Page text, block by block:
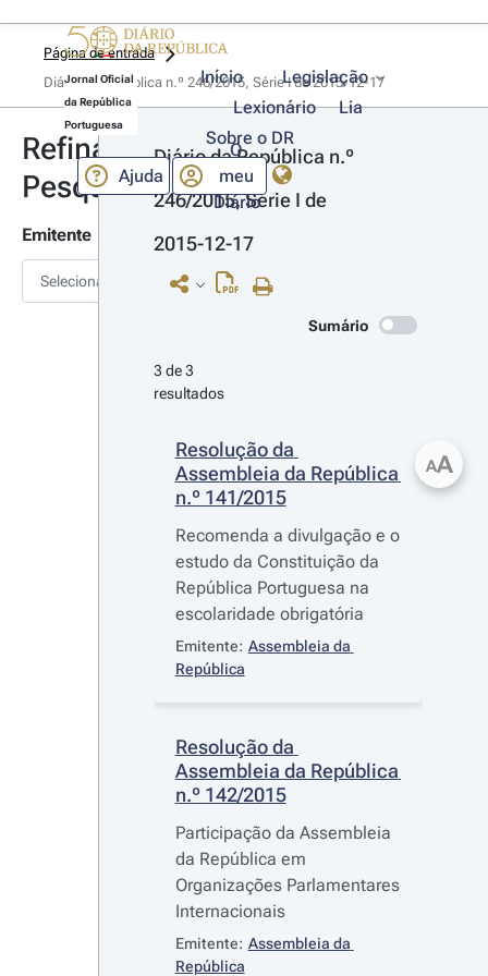
Jornal Oficial
da República
Portuguesa
Início
Legislação
Lexionário
Lia
Sobre o DR
Ajuda
O
meu
Diário
Página de entrada
Diário da República n.º 246/2015, Série I de 2015-12-17
Refinar
Pesquisa
Emitente
Selecionar
Diário da República n.º
246/2015, Série I de
2015-12-17
Sumário
3 de 3
resultados
Resolução da
Assembleia da República
n.º 141/2015
Recomenda a divulgação e o
estudo da Constituição da
República Portuguesa na
escolaridade obrigatória
Emitente: Assembleia da
República
Resolução da
Assembleia da República
n.º 142/2015
Participação da Assembleia
da República em
Organizações Parlamentares
Internacionais
Emitente: Assembleia da
República
AA